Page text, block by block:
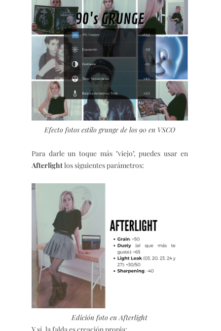
Efecto fotos estilo grunge de los 90 en VSCO
Para darle un toque más "viejo", puedes usar en
Afterlightlos siguientes parámetros:
Edición foto en Afterlight